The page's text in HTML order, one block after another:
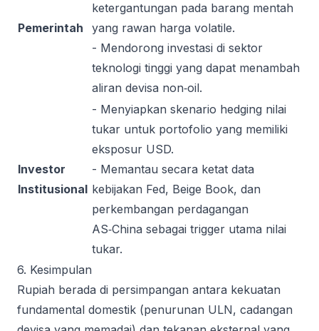
Pemerintah
ketergantungan pada barang mentah
yang rawan harga volatile.
- Mendorong investasi di sektor
teknologi tinggi yang dapat menambah
aliran devisa non‑oil.
Investor
Institusional
- Menyiapkan skenario hedging nilai
tukar untuk portofolio yang memiliki
eksposur USD.
- Memantau secara ketat data
kebijakan Fed, Beige Book, dan
perkembangan perdagangan
AS‑China sebagai trigger utama nilai
tukar.
6. Kesimpulan
Rupiah berada di persimpangan antara kekuatan
fundamental domestik (penurunan ULN, cadangan